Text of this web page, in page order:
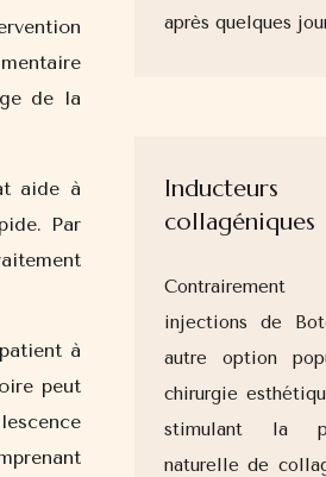
de la
aide à
Par
à
peut
après quelques
Inducteurs
collagéniques
injections de
autre option
chirurgie
stimulant la
naturelle de